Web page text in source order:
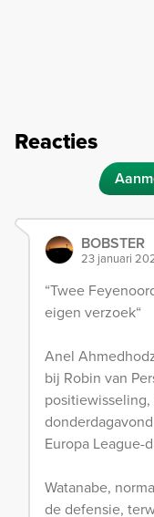
Reacties
BOBSTER
23 januari
“Twee
eigen verzoek“
Anel
bij Robin van
Europa League-
Watanabe,
de defensie,